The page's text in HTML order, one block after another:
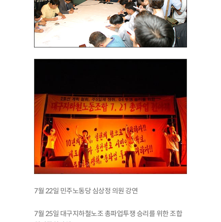
7월 22일 민주노동당 심상정 의원 강연
7월 25일 대구지하철노조 총파업투쟁 승리를 위한 조합